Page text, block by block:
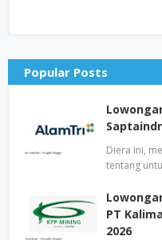
Popular Posts
Diera ini,
tentang
PT
2026